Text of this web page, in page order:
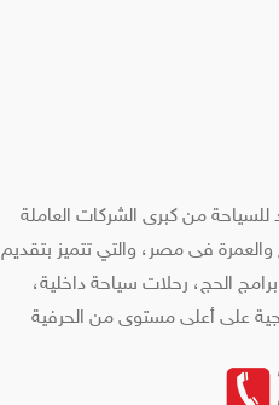
من كبرى الشركات العاملة
فى مصر، والتي تتميز بتقديم
الحج، رحلات سياحة داخلية،
على أعلى مستوى من الحرفية